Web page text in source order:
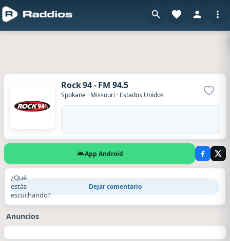
Rock 94 - FM 94.5
Spokane · Missouri · Estados Unidos
App Android
¿Qué
estás
escuchando?
Dejar comentario
Anuncios